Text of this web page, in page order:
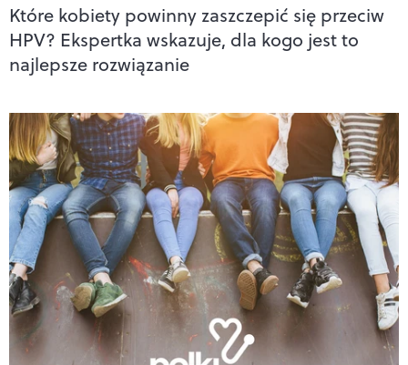
Które kobiety powinny zaszczepić się przeciw
HPV? Ekspertka wskazuje, dla kogo jest to
najlepsze rozwiązanie